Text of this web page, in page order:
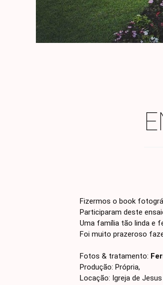
Fizermos o book
Participaram deste
Uma família tão linda e
Foi muito prazeroso
Fotos & tratamento:
Produção: Própria,
Locação: Igreja de